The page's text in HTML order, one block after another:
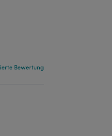
Bewertung